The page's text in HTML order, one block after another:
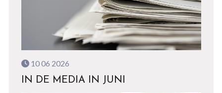
10 06 2026
IN DE MEDIA IN JUNI